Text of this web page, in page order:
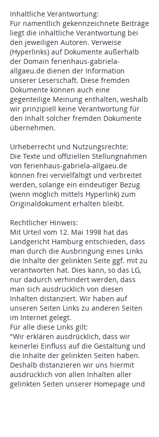
Inhaltliche Verantwortung:
Für namentlich gekennzeichnete Beiträge
liegt die inhaltliche Verantwortung bei
den jeweiligen Autoren. Verweise
(Hyperlinks) auf Dokumente außerhalb
der Domain ferienhaus-gabriela-
allgaeu.de dienen der Information
unserer Leserschaft. Diese fremden
Dokumente können auch eine
gegenteilige Meinung enthalten, weshalb
wir prinzipiell keine Verantwortung für
den Inhalt solcher fremden Dokumente
übernehmen.
Urheberrecht und Nutzungsrechte:
Die Texte und offiziellen Stellungnahmen
von ferienhaus-gabriela-allgaeu.de
können frei vervielfältigt und verbreitet
werden, solange ein eindeutiger Bezug
(wenn möglich mittels Hyperlink) zum
Originaldokument erhalten bleibt.
Rechtlicher Hinweis:
Mit Urteil vom 12. Mai 1998 hat das
Landgericht Hamburg entschieden, dass
man durch die Ausbringung eines Links
die Inhalte der gelinkten Seite ggf. mit zu
verantworten hat. Dies kann, so das LG,
nur dadurch verhindert werden, dass
man sich ausdrücklich von diesen
Inhalten distanziert. Wir haben auf
unseren Seiten Links zu anderen Seiten
im Internet gelegt.
Für alle diese Links gilt:
"Wir erklären ausdrücklich, dass wir
keinerlei Einfluss auf die Gestaltung und
die Inhalte der gelinkten Seiten haben.
Deshalb distanzieren wir uns hiermit
ausdrücklich von allen Inhalten aller
gelinkten Seiten unserer Homepage und